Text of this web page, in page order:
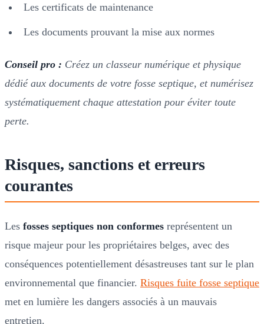
Les certificats de maintenance
Les documents prouvant la mise aux normes
Conseil pro : Créez un classeur numérique et physique
dédié aux documents de votre fosse septique, et numérisez
systématiquement chaque attestation pour éviter toute
perte.
Risques, sanctions et erreurs
courantes
Les fosses septiques non conformes représentent un
risque majeur pour les propriétaires belges, avec des
conséquences potentiellement désastreuses tant sur le plan
environnemental que financier. Risques fuite fosse septique
met en lumière les dangers associés à un mauvais
entretien.